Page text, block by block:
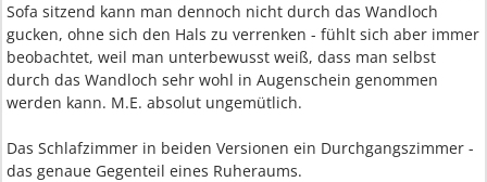
Sofa sitzend kann man dennoch nicht durch das Wandloch
gucken, ohne sich den Hals zu verrenken - fühlt sich aber immer
beobachtet, weil man unterbewusst weiß, dass man selbst
durch das Wandloch sehr wohl in Augenschein genommen
werden kann. M.E. absolut ungemütlich.
Das Schlafzimmer in beiden Versionen ein Durchgangszimmer -
das genaue Gegenteil eines Ruheraums.